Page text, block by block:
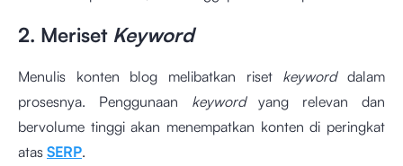
2. Meriset Keyword
Menulis konten blog melibatkan risetkeyworddalam
prosesnya. Penggunaan keywordyang relevan dan
bervolume tinggi akan menempatkan konten di peringkat
atas SERP.